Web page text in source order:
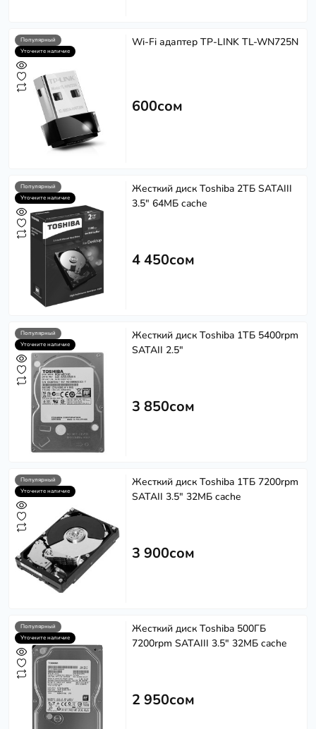
Популярный
Уточните наличие
Wi-Fi адаптер TP-LINK TL-WN725N
600сом
Популярный
Уточните наличие
Жесткий диск Toshiba 2ТБ SATAIII
3.5" 64МБ cache
4 450сом
Популярный
Уточните наличие
Жесткий диск Toshiba 1ТБ 5400rpm
SATAII 2.5"
3 850сом
Популярный
Уточните наличие
Жесткий диск Toshiba 1ТБ 7200rpm
SATAII 3.5" 32МБ cache
3 900сом
Популярный
Уточните наличие
Жесткий диск Toshiba 500ГБ
7200rpm SATAIII 3.5" 32МБ cache
2 950сом